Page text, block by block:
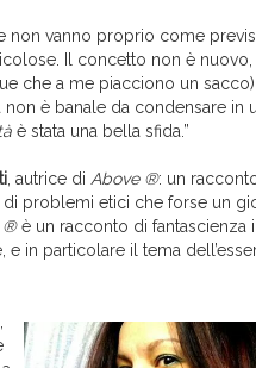
non vanno proprio come
Il concetto non è nuovo,
che a me piacciono un
è banale da condensare in
è stata una bella sfida.”
, autrice di Above ®: un
problemi etici che forse un
®è un racconto di fantascienza
e in particolare il tema